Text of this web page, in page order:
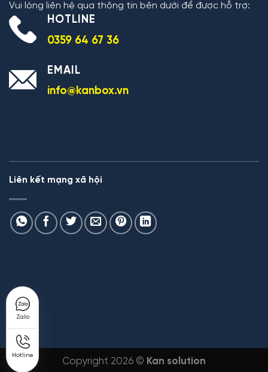
Zalo
Hotline
Vui lòng liên hệ qua thông tin bên dưới để được hỗ trợ:
HOTLINE
0359 64 67 36
EMAIL
info@kanbox.vn
Liên kết mạng xã hội
Copyright 2026 © Kan solution